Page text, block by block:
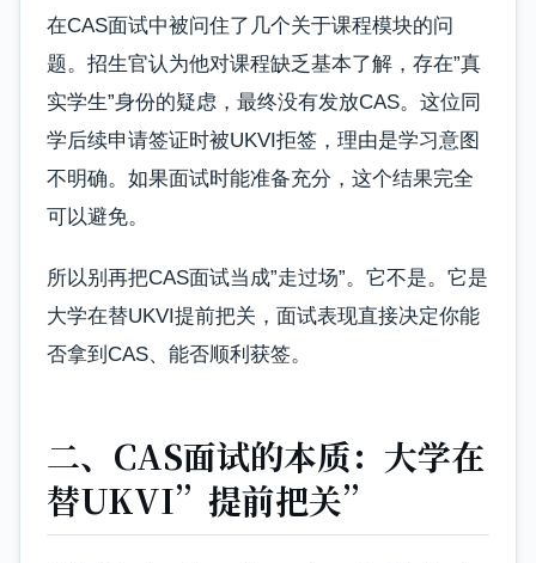
在CAS面试中被问住了几个关于课程模块的问
题。招生官认为他对课程缺乏基本了解，存在”真
实学生”身份的疑虑，最终没有发放CAS。这位同
学后续申请签证时被UKVI拒签，理由是学习意图
不明确。如果面试时能准备充分，这个结果完全
可以避免。
所以别再把CAS面试当成”走过场”。它不是。它是
大学在替UKVI提前把关，面试表现直接决定你能
否拿到CAS、能否顺利获签。
二、CAS面试的本质：大学在
替UKVI”提前把关”